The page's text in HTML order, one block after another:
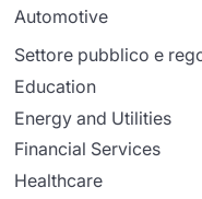
Automotive
Settore pubblico e
Education
Energy and Utilities
Financial Services
Healthcare